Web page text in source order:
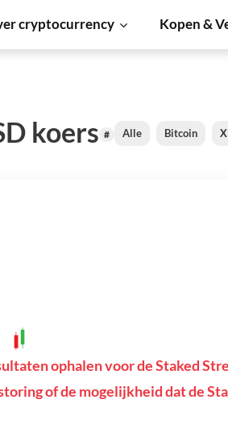
cryptocurrency Kopen &
koers # Alle Bitcoin
ophalen voor de Staked
of de mogelijkheid dat de